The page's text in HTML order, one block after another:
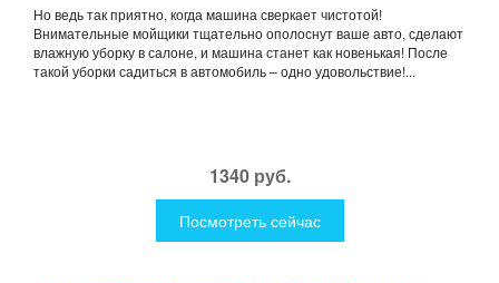
Но ведь так приятно, когда машина сверкает чистотой!
Внимательные мойщики тщательно ополоснут ваше авто, сделают
влажную уборку в салоне, и машина станет как новенькая! После
такой уборки садиться в автомобиль – одно удовольствие!...
1340 руб.
Посмотреть сейчас